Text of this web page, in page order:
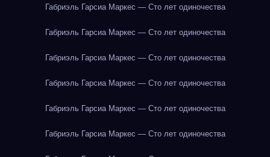
Габриэль Гарсиа Маркес — Сто лет одиночества
Габриэль Гарсиа Маркес — Сто лет одиночества
Габриэль Гарсиа Маркес — Сто лет одиночества
Габриэль Гарсиа Маркес — Сто лет одиночества
Габриэль Гарсиа Маркес — Сто лет одиночества
Габриэль Гарсиа Маркес — Сто лет одиночества